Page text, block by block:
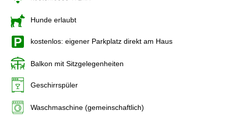
Hunde erlaubt
kostenlos: eigener Parkplatz direkt am Haus
Balkon mit Sitzgelegenheiten
Geschirrspüler
Waschmaschine (gemeinschaftlich)